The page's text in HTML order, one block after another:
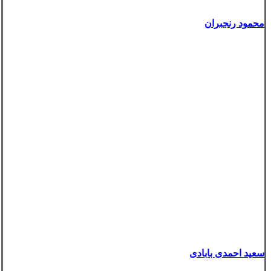
محمود رنجبران
سعید احمدی بابادی